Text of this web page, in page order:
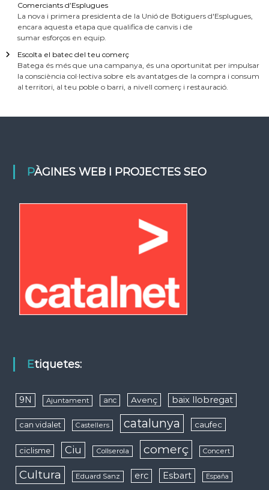
Comerciants d’Esplugues
La nova i primera presidenta de la Unió de Botiguers d'Esplugues,
encara aquesta etapa que qualifica de canvis i de
sumar esforços en equip.
Escolta el batec del teu comerç
Batega és més que una campanya, és una oportunitat per impulsar
la consciència col·lectiva sobre els avantatges de la compra i consum
al territori, al teu poble o barri, a nivell comerç i restauració.
PÀGINES WEB I PROJECTES SEO
Etiquetes:
9N Ajuntament anc Avenç baix llobregat
can vidalet Castellers catalunya caufec
ciclisme Ciu Collserola comerç Concert
Cultura Eduard Sanz erc Esbart España